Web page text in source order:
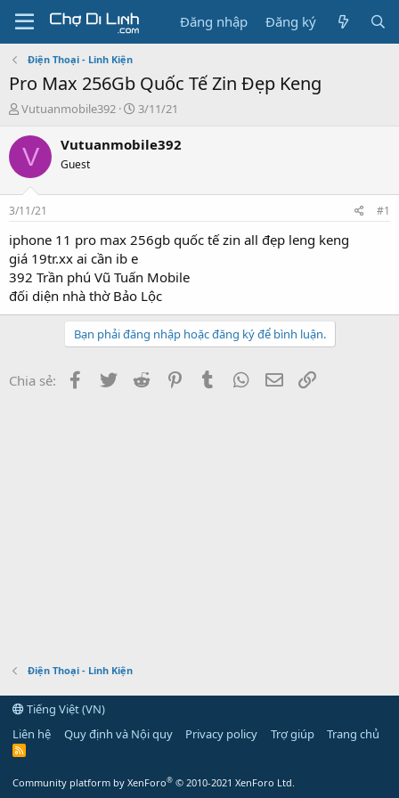
Đăng nhập Đăng ký
Điện Thoại - Linh Kiện
Pro Max 256Gb Quốc Tế Zin Đẹp Keng
T
r
e
a
s
t
a
r
t
e
r
Vutuanmobile392
N
à
3/11/21
V Vutuanmobile392
Guest
3/11/21 #1
iphone 11 pro max 256gb quốc tế zin all đẹp leng keng
giá 19tr.xx ai cần ib e
392 Trần phú Vũ Tuấn Mobile
đối diện nhà thờ Bảo Lộc
Bạn phải đăng nhập hoặc đăng ký để bình luận.
Chia sẻ: Facebook
Twitter Reddit PinterestTumblr WhatsApp
Email
Điện Thoại - Linh Kiện
Tiếng Việt (VN)
Liên hệ
Quy định và Nội quy Privacy policy Trợ giúp Trang chủ
R
Community platform by XenForo® © 2010-2021 XenForo Ltd.